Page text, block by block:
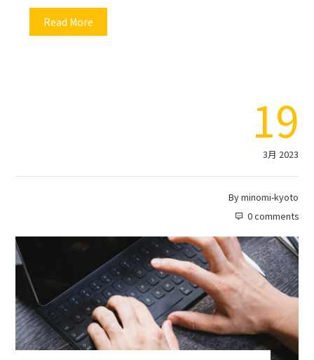
Read More
19
3月 2023
Byminomi-kyoto
0 comments